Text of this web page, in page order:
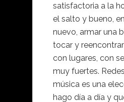
satisfactoria a la
el salto y bueno,
nuevo, armar una
tocar y
con lugares, con
muy fuertes.
música es una
hago día a día y